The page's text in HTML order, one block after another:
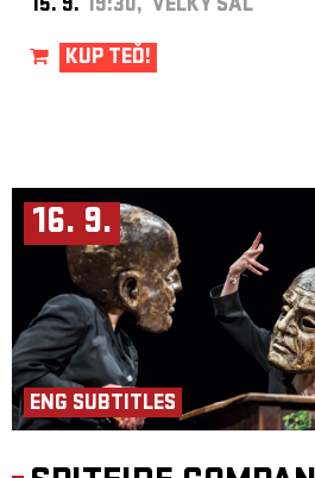
15. 9. 19:30, VELKÝ SÁL
KUP TEĎ!
16. 9.
ENG SUBTITLES